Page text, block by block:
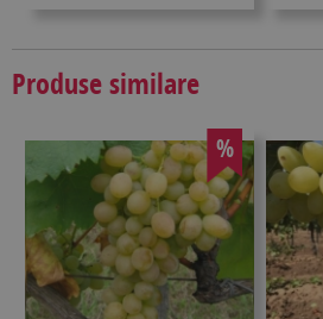
Produse similare
%